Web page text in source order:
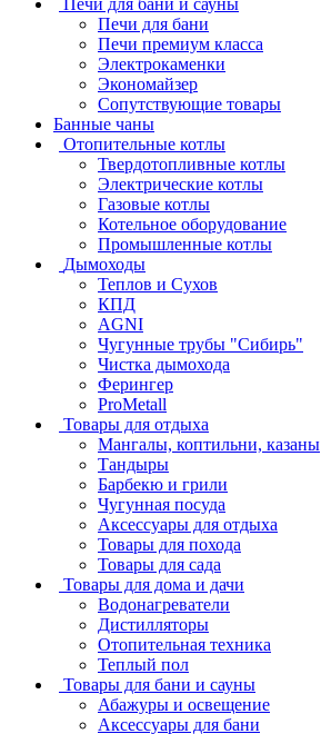
Печи для бани
Печи премиум класса
Электрокаменки
Экономайзер
Сопутствующие товары
Банные чаны
Отопительные котлы
Твердотопливные котлы
Электрические котлы
Газовые котлы
Котельное оборудование
Промышленные котлы
Дымоходы
Теплов и Сухов
КПД
AGNI
Чугунные трубы "Сибирь"
Чистка дымохода
Ферингер
ProMetall
Товары для отдыха
Мангалы, коптильни, казаны
Тандыры
Барбекю и грили
Чугунная посуда
Аксессуары для отдыха
Товары для похода
Товары для сада
Товары для дома и дачи
Водонагреватели
Дистилляторы
Отопительная техника
Теплый пол
Товары для бани и сауны
Абажуры и освещение
Аксессуары для бани